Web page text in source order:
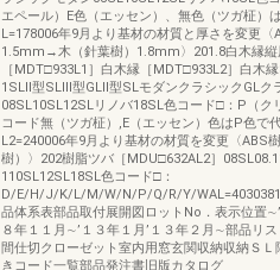
エペール）E色（エッセン）、無色（ツガ柾）
L=178006年9月より基材の材質と厚さを変更〈
1.5mm→木（針葉樹）1.8mm〉201.8白木縁縦
［MDT□933L1］白木縁［MDT□933L2］白木
1SLⅡ型SLⅢ型GLⅡ型SLモダンクラシックGLク
08SL10SL12SLリノバ18SL色コード□：P（ク
コード無（ツガ柾）,E（エッセン）色はP色で
L2=240006年9月より基材の材質を変更〈ABS
樹）〉202樹脂ツバ［MDU□632AL2］
110SL12SL18SL色コード□：
D/E/H/J/K/L/M/W/N/P/Q/R/Y/
品体系表部品取付展開図ロットNo．表示位置
８年１１月∼’１３年１月’１３年２月∼部品リ
間仕切クローゼット室内用窓玄関収納収納ＳＬ
きコード一覧部品発注書旧版カタログ